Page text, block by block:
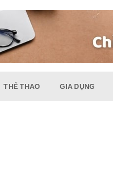
THỂ THAO GIA DỤNG